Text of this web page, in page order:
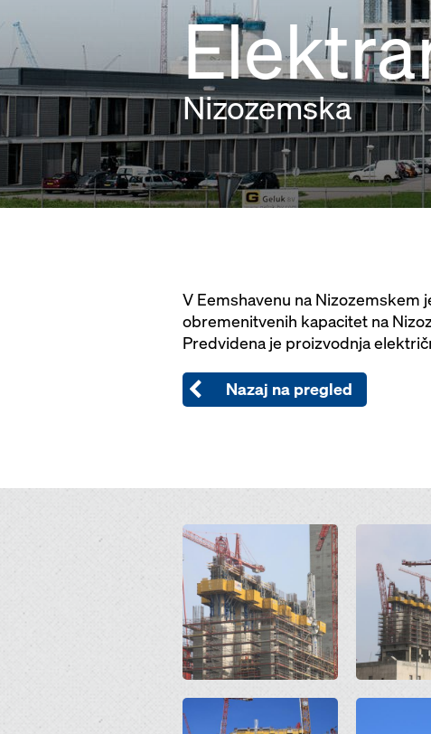
Nizozemska
V Eemshavenu na Nizozemskem
obremenitvenih kapacitet na
Predvidena je proizvodnja
Nazaj na pregled
Open
Open Open